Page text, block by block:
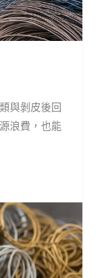
與剝皮後回
浪費，也能